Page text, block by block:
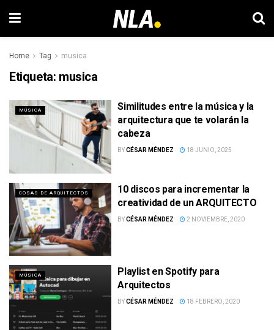
Home Tag musica
Etiqueta: musica
MÚSICA
Similitudes entre la música y la
arquitectura que te volarán la
cabeza
BYCÉSAR MÉNDEZ 18 JUNIO, 2025
COSAS DE ARQUITECTOS
10 discos para incrementar la
creatividad de un ARQUITECTO
BYCÉSAR MÉNDEZ 2 NOVIEMBRE, 2020
MÚSICA
Playlist en Spotify para
Arquitectos
BYCÉSAR MÉNDEZ 18 FEBRERO, 2020